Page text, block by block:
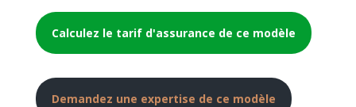
Calculez le tarif d'assurance de ce modèle
Demandez une expertise de ce modèle